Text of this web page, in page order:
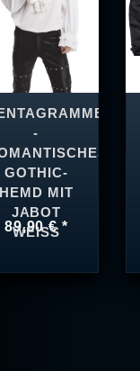
-
GOTHIC-
HEMD MIT
JABOT
WEISS
89,90 € *